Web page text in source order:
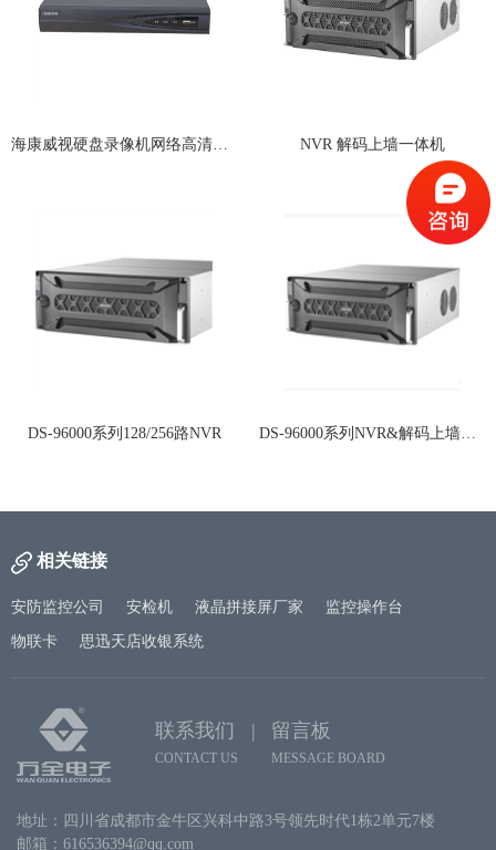
海康威视硬盘录像机网络高清监控设备 NVR 解码上墙一体机
DS-96000系列128/256路NVR DS-96000系列NVR&解码上墙一体机
相关链接
安防监控公司 安检机 液晶拼接屏厂家 监控操作台
物联卡 思迅天店收银系统
联系我们 |
CONTACT US
留言板
MESSAGE BOARD
地址：四川省成都市金牛区兴科中路3号领先时代1栋2单元7楼
邮箱：616536394@qq.com